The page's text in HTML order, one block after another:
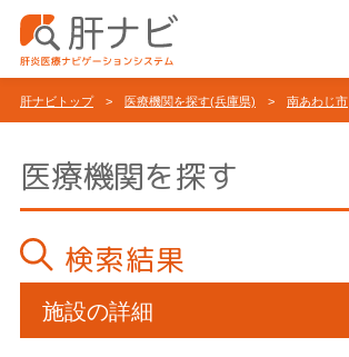
肝ナビトップ> 医療機関を探す(兵庫県) > 南あわじ市
医療機関を探す
検索結果
施設の詳細